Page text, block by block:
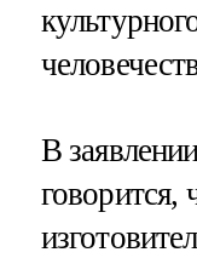
В
говорится,